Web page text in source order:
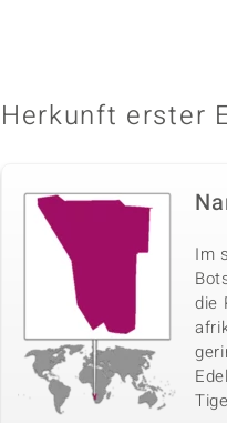
Herkunft erster
Im
die